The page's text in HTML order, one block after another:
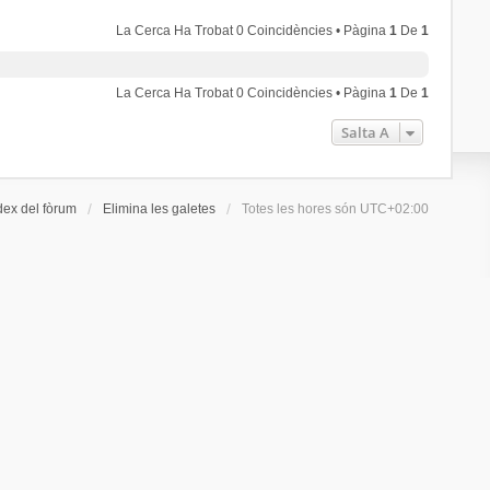
La Cerca Ha Trobat 0 Coincidències • Pàgina1 De1
La Cerca Ha Trobat 0 Coincidències • Pàgina1 De1
Salta A
del fòrum Elimina les galetes Totes les hores són UTC+02:00